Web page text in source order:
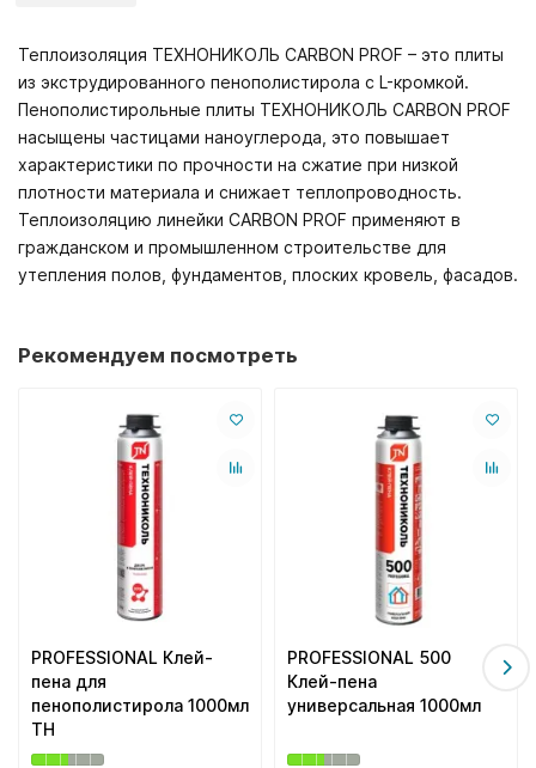
Теплоизоляция ТЕХНОНИКОЛЬ CARBON PROF – это плиты
из экструдированного пенополистирола с L-кромкой.
Пенополистирольные плиты ТЕХНОНИКОЛЬ CARBON PROF
насыщены частицами наноуглерода, это повышает
характеристики по прочности на сжатие при низкой
плотности материала и снижает теплопроводность.
Теплоизоляцию линейки CARBON PROF применяют в
гражданском и промышленном строительстве для
утепления полов, фундаментов, плоских кровель, фасадов.
Рекомендуем посмотреть
PROFESSIONAL Клей-
пена для
пенополистирола 1000мл
ТН
PROFESSIONAL 500
Клей-пена
универсальная 1000мл